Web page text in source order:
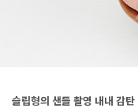
슬립형의 샌들 촬영 내내 감탄